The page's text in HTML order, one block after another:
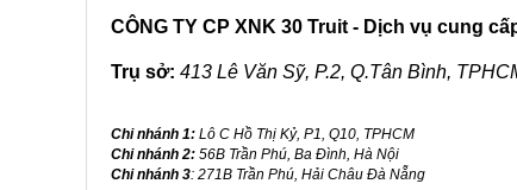
CÔNG TY CP XNK 30 Truit - Dịch vụ cung
Trụ sở: 413 Lê Văn Sỹ, P.2, Q.Tân Bình,
Chi nhánh 1: Lô C Hồ Thị Kỷ, P1, Q10, TPHCM
Chi nhánh 2: 56B Trần Phú, Ba Đình, Hà Nội
Chi nhánh 3: 271B Trần Phú, Hải Châu Đà Nẵng